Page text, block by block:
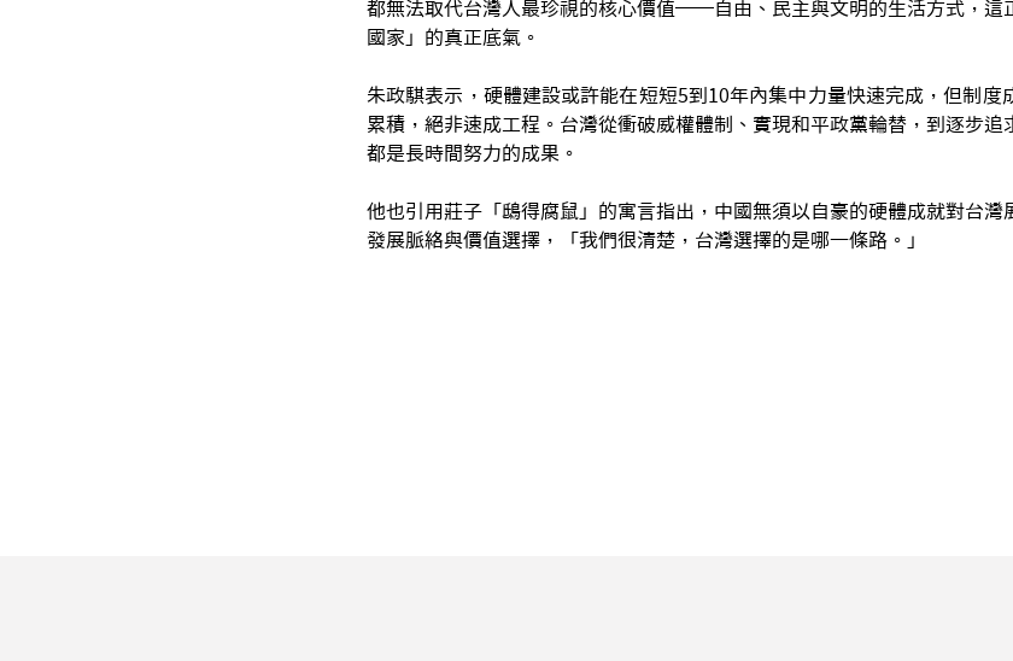
都無法取代台灣人最珍視的核心價值──自由、民主與文明的生活方式，這
國家」的真正底氣。
朱政騏表示，硬體建設或許能在短短5到10年內集中力量快速完成，但制度
累積，絕非速成工程。台灣從衝破威權體制、實現和平政黨輪替，到逐步追
都是長時間努力的成果。
他也引用莊子「鴟得腐鼠」的寓言指出，中國無須以自豪的硬體成就對台灣
發展脈絡與價值選擇，「我們很清楚，台灣選擇的是哪一條路。」